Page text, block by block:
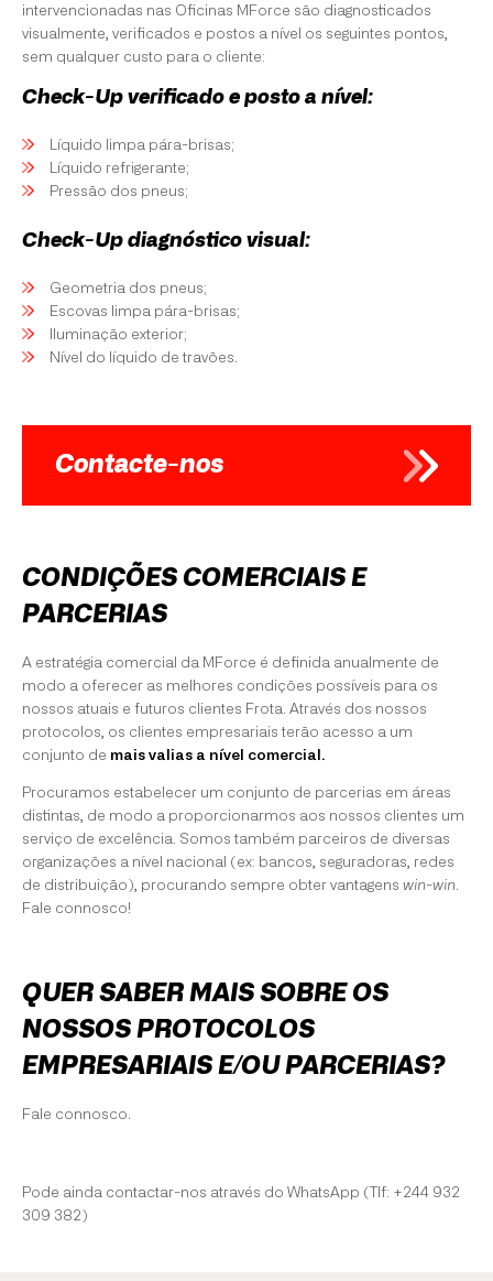
intervencionadas nas Oficinas MForce são diagnosticados
visualmente, verificados e postos a nível os seguintes pontos,
sem qualquer custo para o cliente:
Check-Up verificado e posto a nível:
Líquido limpa pára-brisas;
Líquido refrigerante;
Pressão dos pneus;
Check-Up diagnóstico visual:
Geometria dos pneus;
Escovas limpa pára-brisas;
Iluminação exterior;
Nível do líquido de travões.
Contacte-nos
CONDIÇÕES COMERCIAIS E
PARCERIAS
A estratégia comercial da MForce é definida anualmente de
modo a oferecer as melhores condições possíveis para os
nossos atuais e futuros clientes Frota. Através dos nossos
protocolos, os clientes empresariais terão acesso a um
conjunto de mais valias a nível comercial.
Procuramos estabelecer um conjunto de parcerias em áreas
distintas, de modo a proporcionarmos aos nossos clientes um
serviço de excelência. Somos também parceiros de diversas
organizações a nível nacional (ex: bancos, seguradoras, redes
de distribuição), procurando sempre obter vantagens win-win.
Fale connosco!
QUER SABER MAIS SOBRE OS
NOSSOS PROTOCOLOS
EMPRESARIAIS E/OU PARCERIAS?
Fale connosco.
Pode ainda contactar-nos através do WhatsApp (Tlf: +244 932
309 382)